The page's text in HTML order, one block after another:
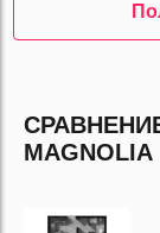
MAGNOLIA